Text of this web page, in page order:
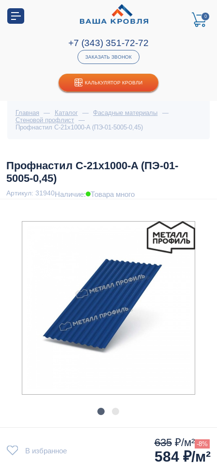
КАЛЬКУЛЯТОР КРОВЛИ
0
+7 (343) 351-72-72
ЗАКАЗАТЬ ЗВОНОК
Главная — Каталог — Фасадные материалы
—
Стеновой профлист
—
Профнастил С-21x1000-A (ПЭ-01-5005-0,45)
Профнастил С-21x1000-A (ПЭ-01-
5005-0,45)
Артикул: 31940Наличие: Товара много
В избранное
635₽/м² -8%
584₽/м²